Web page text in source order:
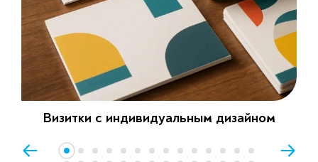
Визитки с индивидуальным дизайном